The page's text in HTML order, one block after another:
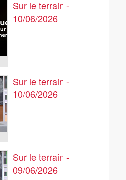
Sur le terrain -
10/06/2026
Sur le terrain -
10/06/2026
Sur le terrain -
09/06/2026